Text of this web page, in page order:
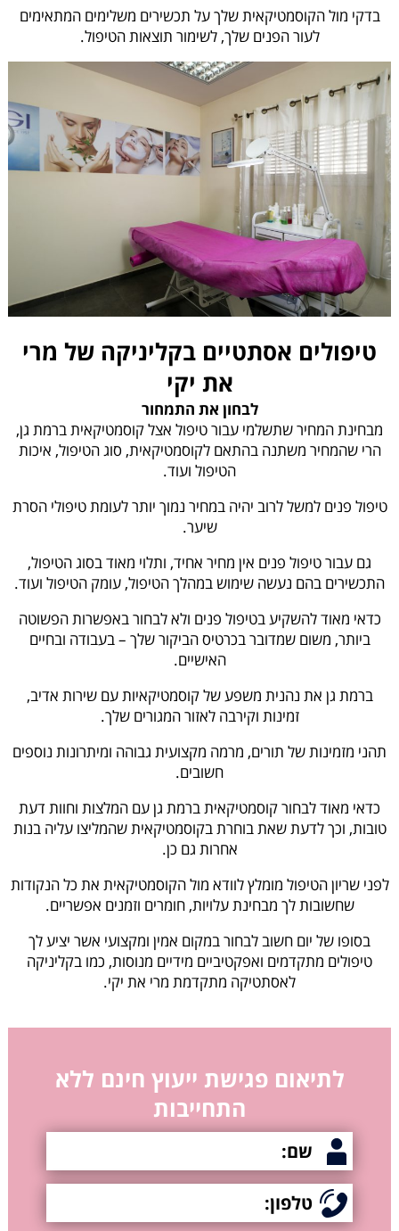
בדקי מול הקוסמטיקאית שלך על תכשירים משלימים המתאימים
לעור הפנים שלך, לשימור תוצאות הטיפול.
טיפולים אסתטיים בקליניקה של מרי
את יקי
לבחון את התמחור
מבחינת המחיר שתשלמי עבור טיפול אצל קוסמטיקאית ברמת גן,
הרי שהמחיר משתנה בהתאם לקוסמטיקאית, סוג הטיפול, איכות
הטיפול ועוד.
טיפול פנים למשל לרוב יהיה במחיר נמוך יותר לעומת טיפולי הסרת
שיער.
גם עבור טיפול פנים אין מחיר אחיד, ותלוי מאוד בסוג הטיפול,
התכשירים בהם נעשה שימוש במהלך הטיפול, עומק הטיפול ועוד.
כדאי מאוד להשקיע בטיפול פנים ולא לבחור באפשרות הפשוטה
ביותר, משום שמדובר בכרטיס הביקור שלך – בעבודה ובחיים
האישיים.
ברמת גן את נהנית משפע של קוסמטיקאיות עם שירות אדיב,
זמינות וקירבה לאזור המגורים שלך.
תהני מזמינות של תורים, מרמה מקצועית גבוהה ומיתרונות נוספים
חשובים.
כדאי מאוד לבחור קוסמטיקאית ברמת גן עם המלצות וחוות דעת
טובות, וכך לדעת שאת בוחרת בקוסמטיקאית שהמליצו עליה בנות
אחרות גם כן.
לפני שריון הטיפול מומלץ לוודא מול הקוסמטיקאית את כל הנקודות
שחשובות לך מבחינת עלויות, חומרים וזמנים אפשריים.
בסופו של יום חשוב לבחור במקום אמין ומקצועי אשר יציע לך
טיפולים מתקדמים ואפקטיביים מידיים מנוסות, כמו בקליניקה
לאסתטיקה מתקדמת מרי את יקי.
לתיאום פגישת ייעוץ חינם ללא
התחייבות